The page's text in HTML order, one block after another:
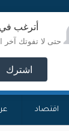
أترغب
حتى لا تفوتك آخر
اشترك
اقتصاد